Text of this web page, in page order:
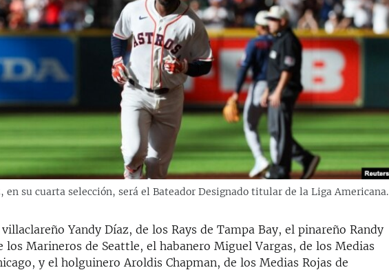
en su cuarta selección, será el Bateador Designado titular de la Liga Americana.
Yandy Díaz, de los Rays de Tampa Bay, el pinareño Randy
los Marineros de Seattle, el habanero Miguel Vargas, de los Medias
y el holguinero Aroldis Chapman, de los Medias Rojas de